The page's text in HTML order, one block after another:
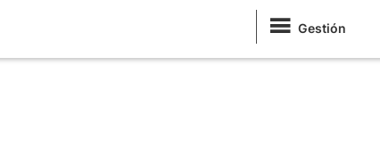
Gestión